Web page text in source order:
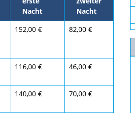
Nacht
Nacht
152,00 € 82,00 €
116,00 € 46,00 €
140,00 € 70,00 €